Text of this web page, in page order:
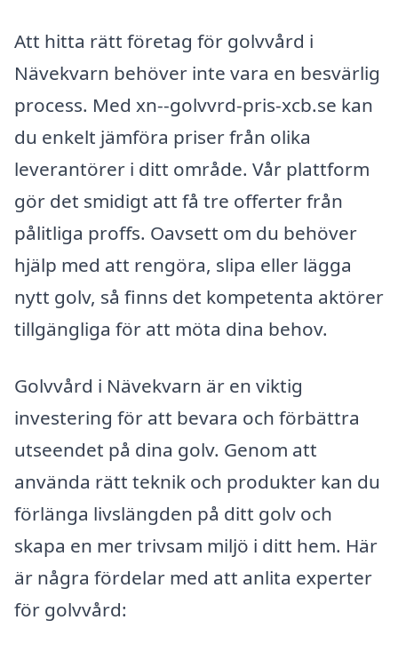
Att hitta rätt företag för golvvård i
Nävekvarn behöver inte vara en besvärlig
process. Med xn--golvvrd-pris-xcb.se kan
du enkelt jämföra priser från olika
leverantörer i ditt område. Vår plattform
gör det smidigt att få tre offerter från
pålitliga proffs. Oavsett om du behöver
hjälp med att rengöra, slipa eller lägga
nytt golv, så finns det kompetenta aktörer
tillgängliga för att möta dina behov.
Golvvård i Nävekvarn är en viktig
investering för att bevara och förbättra
utseendet på dina golv. Genom att
använda rätt teknik och produkter kan du
förlänga livslängden på ditt golv och
skapa en mer trivsam miljö i ditt hem. Här
är några fördelar med att anlita experter
för golvvård: